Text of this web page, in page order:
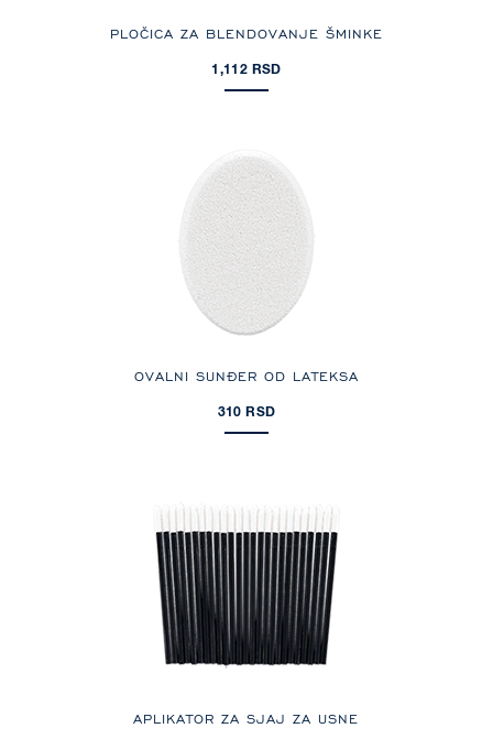
PLOČICA ZA BLENDOVANJE ŠMINKE
1,112 RSD
OVALNI SUNĐER OD LATEKSA
310 RSD
APLIKATOR ZA SJAJ ZA USNE